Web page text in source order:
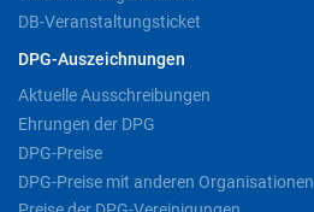
DB-Veranstaltungsticket
DPG-Auszeichnungen
Aktuelle Ausschreibungen
Ehrungen der DPG
DPG-Preise
DPG-Preise mit anderen Organisationen